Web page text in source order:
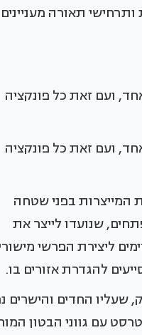
תאורה מעניינים
ועם זאת כל פונקציה
ועם זאת כל פונקציה
המייצרות בפני שטחה
שנועדו לייצר את
ליצירת הפרשי
להגדרת אזורים בו.
החדים והישרים
עם גווני הבטון